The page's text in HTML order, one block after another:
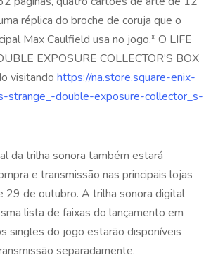
réplica do broche de coruja que o
Max Caulfield usa no jogo.* O LIFE
EXPOSURE COLLECTOR’S BOX
visitando https://na.store.square-enix-
strange_-double-exposure-collector_s-
da trilha sonora também estará
e transmissão nas principais lojas
29 de outubro. A trilha sonora digital
lista de faixas do lançamento em
singles do jogo estarão disponíveis
separadamente.